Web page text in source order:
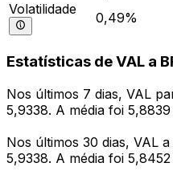
Volatilidade
0,49%
Estatísticas de VAL a
Nos últimos 7 dias, VAL
5,9338. A média foi
Nos últimos 30 dias, VAL
5,9338. A média foi